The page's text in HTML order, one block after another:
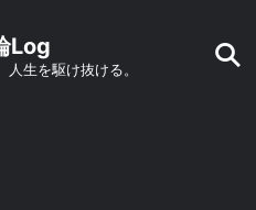
Log
人生を駆け抜ける。